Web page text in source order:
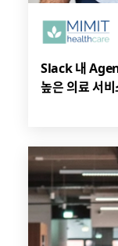
Slack 내
높은 의료 서